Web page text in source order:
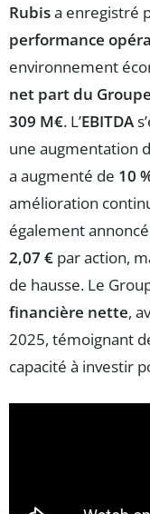
Rubisa enregistré
performance
environnement
net part du Groupe
309 M€. L’EBITDA
une augmentation
a augmenté de 10
amélioration
également
2,07 € par action,
de hausse. Le
financière nette,
2025, témoignant
capacité à investir